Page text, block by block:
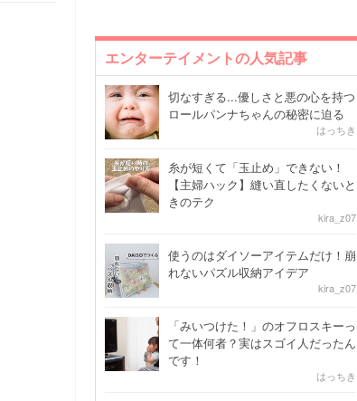
エンターテイメントの人気記事
切なすぎる...優しさと悪の心を持つ
ロールパンナちゃんの秘密に迫る
はっちき
糸が短くて「玉止め」できない！
【主婦ハック】縫い直したくないと
きのテク
kira_z07
使うのはダイソーアイテムだけ！崩
れないパズル収納アイデア
kira_z07
「みいつけた！」のオフロスキーっ
て一体何者？実はスゴイ人だったん
です！
はっちき